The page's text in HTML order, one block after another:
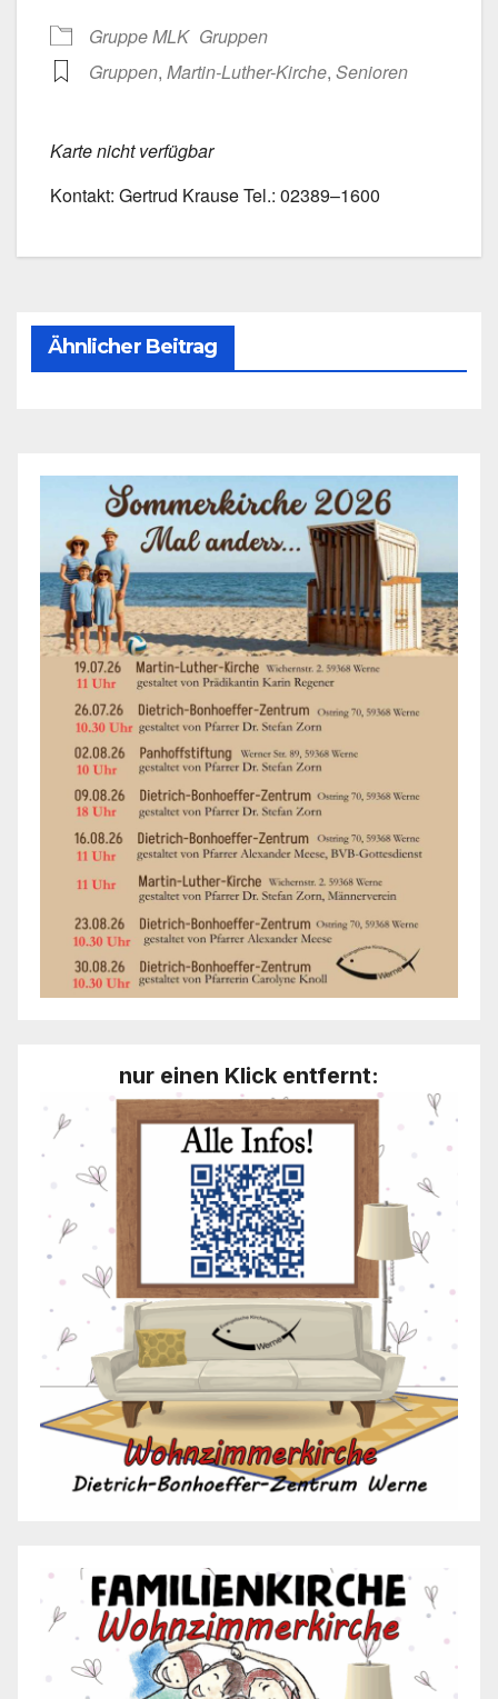
Grup­pe MLK Grup­pen
Grup­pen, Martin-Luther-Kirche, Senio­ren
Kar­te nicht ver­füg­bar
Kon­takt: Ger­trud Krau­se Tel.: 02389–1600
Ähnlicher Beitrag
nur einen Klick entfernt: